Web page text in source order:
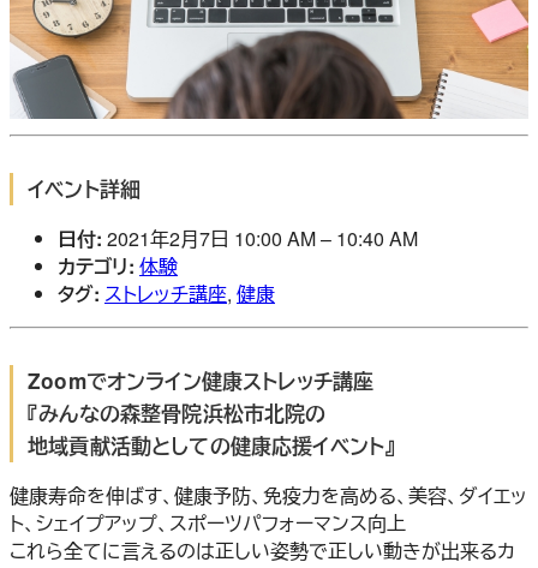
イベント詳細
日付: 2021年2月7日 10:00 AM– 10:40 AM
カテゴリ: 体験
タグ: ストレッチ講座, 健康
Zoomでオンライン健康ストレッチ講座
『みんなの森整骨院浜松市北院の
地域貢献活動としての健康応援イベント』
健康寿命を伸ばす、健康予防、免疫力を高める、美容、ダイエッ
ト、シェイプアップ、スポーツパフォーマンス向上
これら全てに言えるのは正しい姿勢で正しい動きが出来るカ